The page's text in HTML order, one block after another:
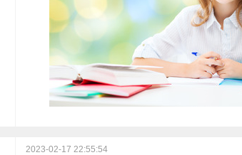
2023-02-17 22:55:54